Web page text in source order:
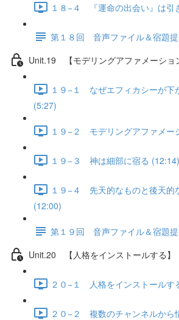
１８−４ 『運命の出会い』は引
第１８回 音声ファイル＆宿題提
Unit.19 【モデリングアファメーショ
１９−１ なぜエフィカシーが下
(5:27)
１９−２ モデリングアファメー
１９−３ 神は細部に宿る (12:14)
１９−４ 先天的なものと後天的
(12:00)
第１９回 音声ファイル＆宿題提
Unit.20 【人格をインストールする】
２０−１ 人格をインストールす
２０−２ 複数のチャンネルから